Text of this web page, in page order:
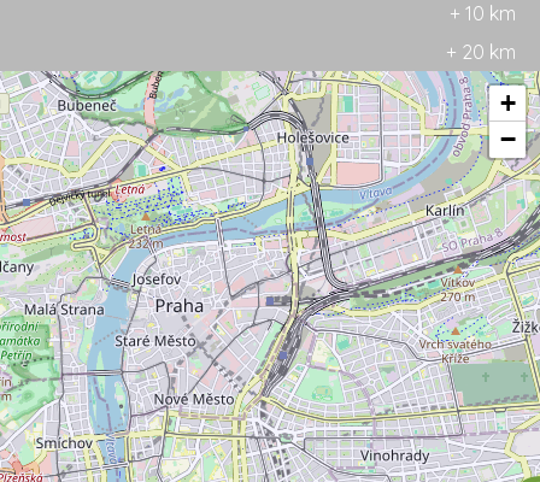
+ 10 km
+ 20 km
+
−